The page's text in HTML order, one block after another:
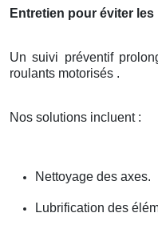
Entretien pour éviter
Un suivi préventif
roulants motorisés .
Nos solutions incluent :
Nettoyage des axes.
Lubrification des